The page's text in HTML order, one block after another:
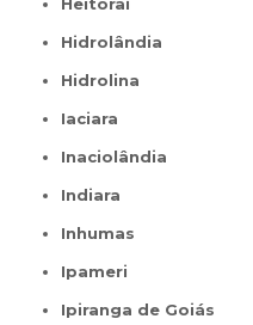
Heitoraí
Hidrolândia
Hidrolina
Iaciara
Inaciolândia
Indiara
Inhumas
Ipameri
Ipiranga de Goiás